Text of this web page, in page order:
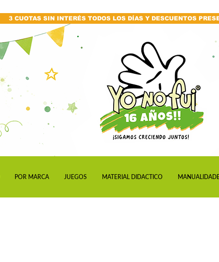
3 CUOTAS SIN INTERÉS TODOS LOS DÍAS Y DESCUENTOS
POR MARCA JUEGOS MATERIAL DIDACTICO